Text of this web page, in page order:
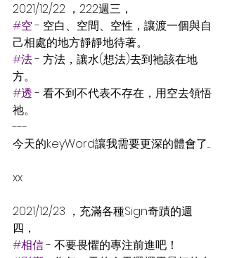
2021/12/22 ，222週三，
#空 - 空白、空間、空性，讓渡一個與自
己相處的地方靜靜地待著。
#法 - 方法，讓水(想法)去到祂該在地
方。
#透 - 看不到不代表不存在，用空去領悟
祂。
---
今天的keyWord讓我需要更深的體會了....
xx
2021/12/23 ，充滿各種Sign奇蹟的週
四，
#相信 - 不要畏懼的專注前進吧！